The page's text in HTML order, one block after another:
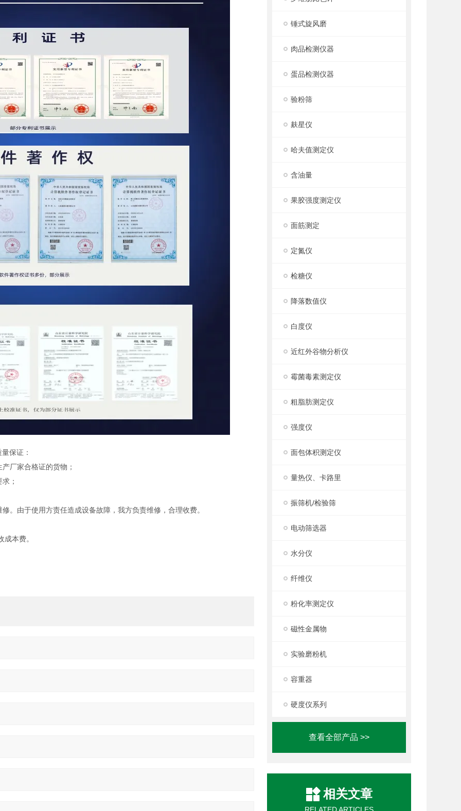
锤式旋风磨
肉品检测仪器
蛋品检测仪器
验粉筛
麸星仪
哈夫值测定仪
含油量
果胶强度测定仪
面筋测定
定氮仪
检糖仪
降落数值仪
白度仪
近红外谷物分析仪
霉菌毒素测定仪
粗脂肪测定仪
强度仪
面包体积测定仪
量热仪、卡路里
振筛机/检验筛
电动筛选器
水分仪
纤维仪
粉化率测定仪
磁性金属物
实验磨粉机
容重器
硬度仪系列
查看全部产品 >>
相关文章
保证：
厂家合格证的货物；
；
。由于使用方责任造成设备故障，我方负责维修，合理收费。
本费。